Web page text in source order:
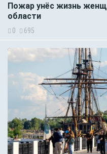
Пожар унёс жизнь
области
0 695